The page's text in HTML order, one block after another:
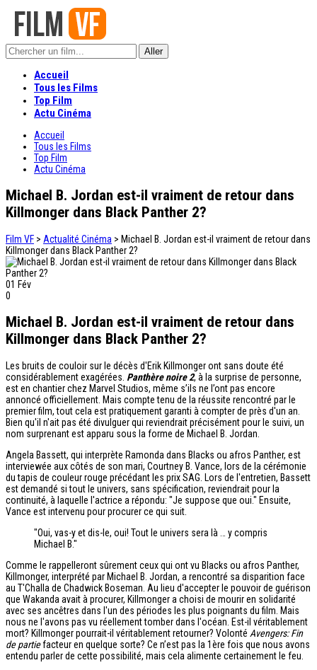
Accueil
Tous les Films
Top Film
Actu Cinéma
Accueil
Tous les Films
Top Film
Actu Cinéma
Michael B. Jordan est-il vraiment de retour dans
Killmonger dans Black Panther 2?
Film VF > Actualité Cinéma > Michael B. Jordan est-il vraiment de retour dans
Killmonger dans Black Panther 2?
01 Fév
0
Michael B. Jordan est-il vraiment de retour dans
Killmonger dans Black Panther 2?
Les bruits de couloir sur le décès d'Erik Killmonger ont sans doute été
considérablement exagérées. Panthère noire 2, à la surprise de personne,
est en chantier chez Marvel Studios, même s’ils ne l’ont pas encore
annoncé officiellement. Mais compte tenu de la réussite rencontré par le
premier film, tout cela est pratiquement garanti à compter de près d'un an.
Bien qu'il n'ait pas été divulguer qui reviendrait précisément pour le suivi, un
nom surprenant est apparu sous la forme de Michael B. Jordan.
Angela Bassett, qui interprète Ramonda dans Blacks ou afros Panther, est
interviewée aux côtés de son mari, Courtney B. Vance, lors de la cérémonie
du tapis de couleur rouge précédant les prix SAG. Lors de l'entretien, Bassett
est demandé si tout le univers, sans spécification, reviendrait pour la
continuité, à laquelle l'actrice a répondu: "Je suppose que oui." Ensuite,
Vance est intervenu pour procurer ce qui suit.
"Oui, vas-y et dis-le, oui! Tout le univers sera là … y compris
Michael B."
Comme le rappelleront sûrement ceux qui ont vu Blacks ou afros Panther,
Killmonger, interprété par Michael B. Jordan, a rencontré sa disparition face
au T'Challa de Chadwick Boseman. Au lieu d'accepter le pouvoir de guérison
que Wakanda avait à procurer, Killmonger a choisi de mourir en solidarité
avec ses ancêtres dans l'un des périodes les plus poignants du film. Mais
nous ne l'avons pas vu réellement tomber dans l'océan. Est-il véritablement
mort? Killmonger pourrait-il véritablement retourner? Volonté Avengers: Fin
de partiefacteur en quelque sorte? Ce n’est pas la 1ère fois que nous avons
entendu parler de cette possibilité, mais cela alimente certainement le feu.